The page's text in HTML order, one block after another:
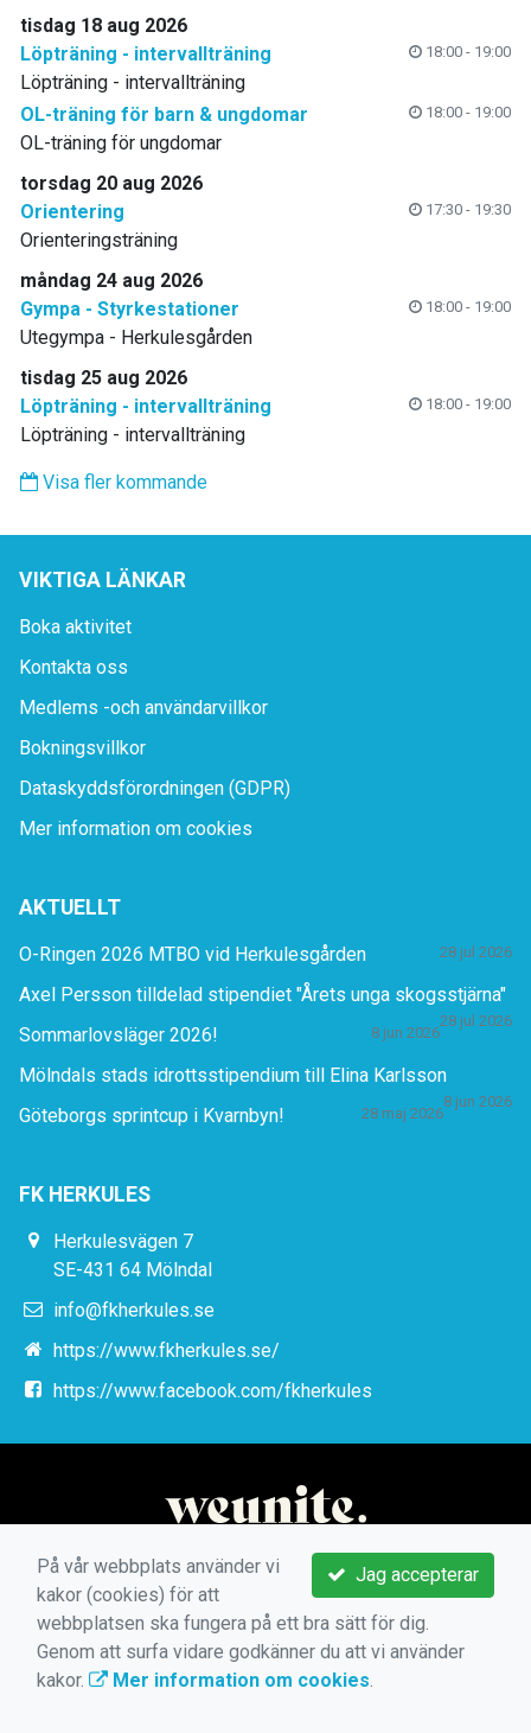
tisdag 18 aug 2026
Löpträning - intervallträning
18:00 - 19:00
Löpträning - intervallträning
OL-träning för barn & ungdomar
18:00 - 19:00
OL-träning för ungdomar
torsdag 20 aug 2026
Orientering
17:30 - 19:30
Orienteringsträning
måndag 24 aug 2026
Gympa - Styrkestationer
18:00 - 19:00
Utegympa - Herkulesgården
tisdag 25 aug 2026
Löpträning - intervallträning
18:00 - 19:00
Löpträning - intervallträning
Visa fler kommande
VIKTIGA LÄNKAR
Boka aktivitet
Kontakta oss
Medlems -och användarvillkor
Bokningsvillkor
Dataskyddsförordningen (GDPR)
Mer information om cookies
AKTUELLT
O-Ringen 2026 MTBO vid Herkulesgården 28 jul 2026
Axel Persson tilldelad stipendiet "Årets unga skogsstjärna"
28 jul 2026
Sommarlovsläger 2026! 8 jun 2026
Mölndals stads idrottsstipendium till Elina Karlsson
8 jun 2026
Göteborgs sprintcup i Kvarnbyn! 28 maj 2026
FK HERKULES
Herkulesvägen 7
SE-431 64 Mölndal
info@fkherkules.se
https://www.fkherkules.se/
https://www.facebook.com/fkherkules
Jag accepterar
På vår webbplats använder vi
kakor (cookies) för att
webbplatsen ska fungera på ett bra sätt för dig.
Genom att surfa vidare godkänner du att vi använder
kakor.
Mer information om cookies.